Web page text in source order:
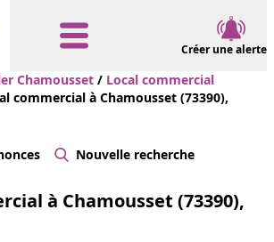
Créer une alerte
Chamousset / Local commercial
commercial à Chamousset (73390),
Nouvelle recherche
à Chamousset (73390),